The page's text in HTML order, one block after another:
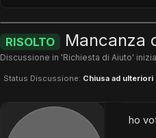
RISOLTO Mancanza
Discussione in 'Richiesta di Aiuto'
Status Discussione: Chiusa ad
ho